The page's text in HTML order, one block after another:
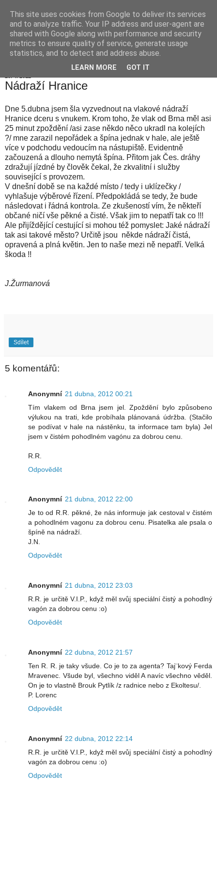
Hranické listy
Nádraží Hranice
Dne 5.dubna jsem šla vyzvednout na vlakové nádraží
Hranice dceru s vnukem. Krom toho, že vlak od Brna měl asi
25 minut zpoždění /asi zase někdo něco ukradl na kolejích
?/ mne zarazil nepořádek a špína jednak v hale, ale ještě
více v podchodu vedoucím na nástupiště. Evidentně
začouzená a dlouho nemytá špína. Přitom jak Čes. dráhy
zdražují jízdné by člověk čekal, že zkvalitní i služby
související s provozem.
V dnešní době se na každé místo / tedy i uklízečky /
vyhlašuje výběrové řízení. Předpokládá se tedy, že bude
následovat i řádná kontrola. Ze zkušeností vím, že někteří
občané ničí vše pěkné a čisté. Však jim to nepatří tak co !!!
Ale přijíždějící cestující si mohou též pomyslet: Jaké nádraží
tak asi takové město? Určitě jsou někde nádraží čistá,
opravená a plná květin. Jen to naše mezi ně nepatří. Velká
škoda !!
J.Žurmanová
Sdílet
5 komentářů:
Anonymní 21 dubna, 2012 00:21
Tím vlakem od Brna jsem jel. Zpoždění bylo způsobeno
výlukou na trati, kde probíhala plánovaná údržba. (Stačilo
se podívat v hale na nástěnku, ta informace tam byla) Jel
jsem v čistém pohodlném vagónu za dobrou cenu.
R.R.
Odpovědět
Anonymní 21 dubna, 2012 22:00
Je to od R.R. pěkné, že nás informuje jak cestoval v čistém
a pohodlném vagonu za dobrou cenu. Pisatelka ale psala o
špíně na nádraží.
J.N.
Odpovědět
Anonymní 21 dubna, 2012 23:03
R.R. je určitě V.I.P., když měl svůj speciální čistý a pohodlný
vagón za dobrou cenu :o)
Odpovědět
Anonymní 22 dubna, 2012 21:57
Ten R. R. je taky všude. Co je to za agenta? Taj¨kový Ferda
Mravenec. Všude byl, všechno viděl A navíc všechno věděl.
On je to vlastně Brouk Pytlík /z radnice nebo z Ekoltesu/.
P. Lorenc
Odpovědět
Anonymní 22 dubna, 2012 22:14
R.R. je určitě V.I.P., když měl svůj speciální čistý a pohodlný
vagón za dobrou cenu :o)
Odpovědět
This site uses cookies from Google to deliver its services
and to analyze traffic. Your IP address and user-agent are
shared with Google along with performance and security
metrics to ensure quality of service, generate usage
statistics, and to detect and address abuse.
LEARN MORE GOT IT